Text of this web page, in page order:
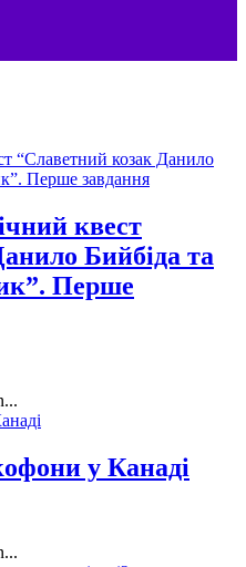
квест
Бийбіда та
Перше
у Канаді